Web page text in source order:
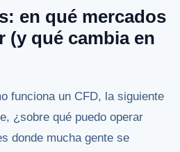
en qué mercados
(y qué cambia en
funciona un CFD, la siguiente
¿sobre qué puedo operar
donde mucha gente se